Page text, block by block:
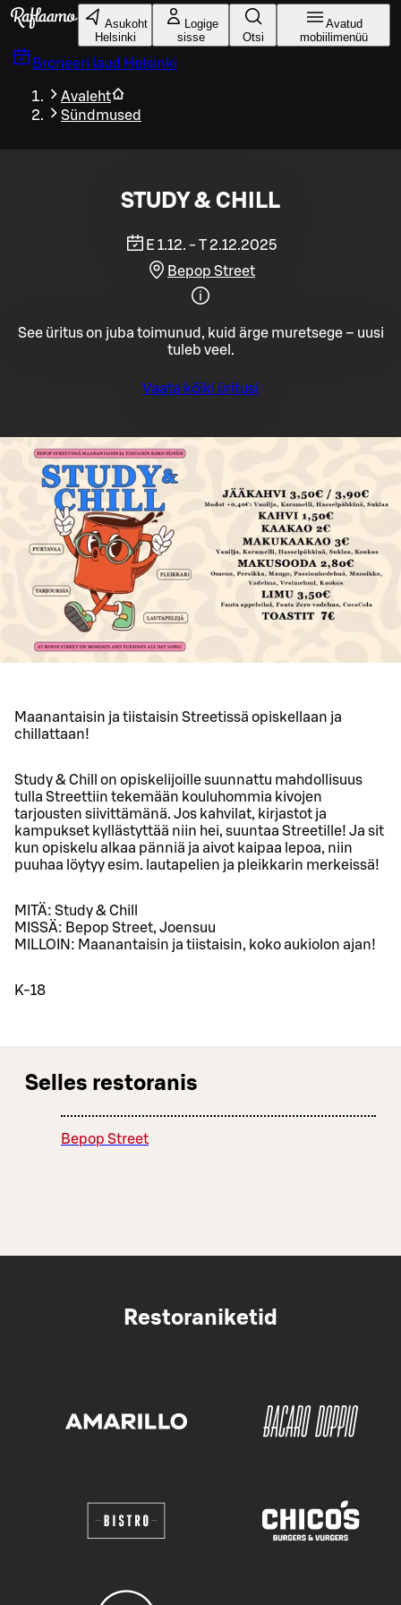
Liigu peamise sisu juurde
Asukoht
Helsinki
Logige
sisse
Otsi
Avatud
mobiilimenüü
Broneeri laud Helsinki
Avaleht
Sündmused
STUDY & CHILL
E 1.12. - T 2.12.2025
Bepop Street
See üritus on juba toimunud, kuid ärge muretsege – uusi
tuleb veel.
Vaata kõiki üritusi
Maanantaisin ja tiistaisin Streetissä opiskellaan ja
chillattaan!
Study & Chill on opiskelijoille suunnattu mahdollisuus
tulla Streettiin tekemään kouluhommia kivojen
tarjousten siivittämänä. Jos kahvilat, kirjastot ja
kampukset kyllästyttää niin hei, suuntaa Streetille! Ja sit
kun opiskelu alkaa pänniä ja aivot kaipaa lepoa, niin
puuhaa löytyy esim. lautapelien ja pleikkarin merkeissä!
MITÄ: Study & Chill
MISSÄ: Bepop Street, Joensuu
MILLOIN: Maanantaisin ja tiistaisin, koko aukiolon ajan!
K-18
Selles restoranis
Bepop Street
Restoraniketid